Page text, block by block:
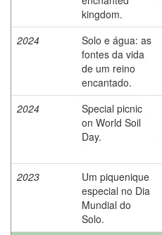
kingdom.
2024
Solo e água: as
fontes da vida
de um reino
encantado.
2024
Special picnic
on World Soil
Day.
2023
Um piquenique
especial no Dia
Mundial do
Solo.